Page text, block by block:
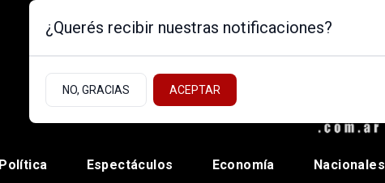
Política Espectáculos Economía Nacionales
¿Querés recibir nuestras notificaciones?
NO, GRACIAS ACEPTAR